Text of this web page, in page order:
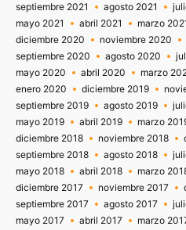
septiembre 2021
agosto 2021
mayo 2021
abril 2021 marzo
diciembre 2020
noviembre 2020
septiembre 2020
agosto 2020
mayo 2020
abril 2020 marzo
enero 2020
diciembre 2019
septiembre 2019
agosto 2019
mayo 2019
abril 2019 marzo
diciembre 2018
noviembre 2018
septiembre 2018
agosto 2018
mayo 2018
abril 2018 marzo
diciembre 2017
noviembre 2017
septiembre 2017
agosto 2017
mayo 2017
abril 2017 marzo